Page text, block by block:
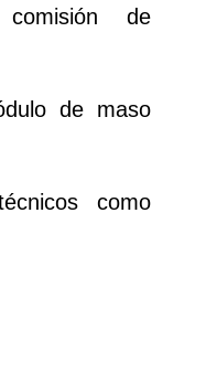
de
de maso
como